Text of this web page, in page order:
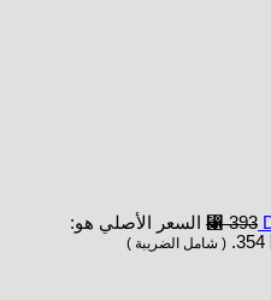
⃁393
السعر الأصلي هو:
( شامل الضريبة )